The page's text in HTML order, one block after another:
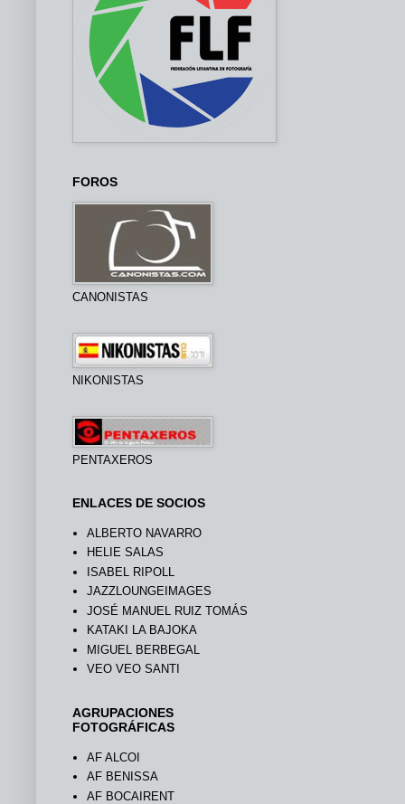
FOROS
CANONISTAS
NIKONISTAS
PENTAXEROS
ENLACES DE SOCIOS
ALBERTO NAVARRO
HELIE SALAS
ISABEL RIPOLL
JAZZLOUNGEIMAGES
JOSÉ MANUEL RUIZ TOMÁS
KATAKI LA BAJOKA
MIGUEL BERBEGAL
VEO VEO SANTI
AGRUPACIONES
FOTOGRÁFICAS
AF ALCOI
AF BENISSA
AF BOCAIRENT